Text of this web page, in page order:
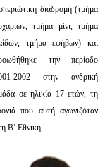
διαδρομή (τμήμα
τμήμα μίνι, τμήμα
τμήμα εφήβων) και
την περίοδο
2002 στην ανδρική
σε ηλικία 17 ετών, τη
που αυτή αγωνιζόταν
Β’ Εθνική.